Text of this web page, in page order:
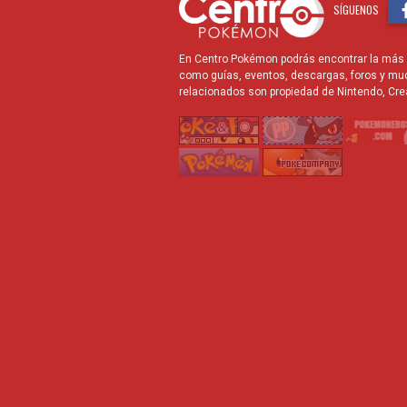
SÍGUENOS
En Centro Pokémon podrás encontrar la
como guías, eventos, descargas, foros y
relacionados son propiedad de Nintendo,